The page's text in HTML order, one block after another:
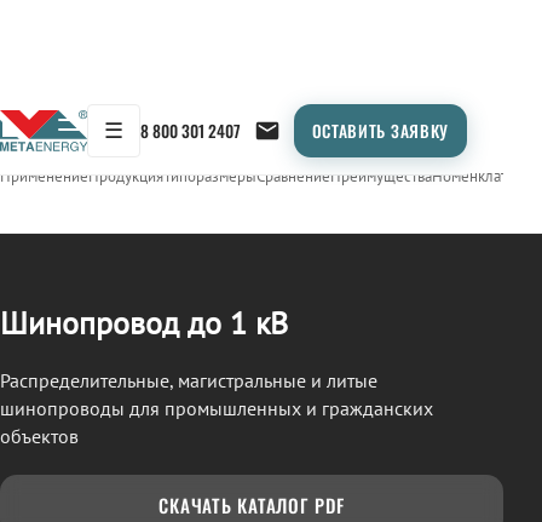
☰ 8 800 301 2407 ОСТАВИТЬ ЗАЯВКУ
← Продукция/ШИНОПРОВОД
ПрименениеПродукцияТипоразмерыСравнениеПреимуществаНоменклатура
Шинопровод до 1 кВ
Распределительные, магистральные и литые
шинопроводы для промышленных и гражданских
объектов
СКАЧАТЬ КАТАЛОГ PDF